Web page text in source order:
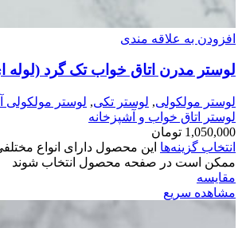
افزودن به علاقه مندی
لوستر مدرن اتاق خواب تک گرد (لوله
لوستر مولکولی, لوستر تکی, لوستر مولکولی
لوستر اتاق خواب و آشپزخانه
1,050,000 تومان
انتخاب گزینه‌ها این محصول دارای انواع
ممکن است در صفحه محصول انتخاب شوند
مقایسه
مشاهده سریع